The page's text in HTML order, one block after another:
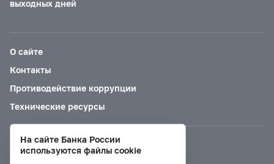
выходных дней
О сайте
Контакты
Противодействие коррупции
Технические ресурсы
Версия для слабовидящих
На сайте Банка России
используются файлы cookie